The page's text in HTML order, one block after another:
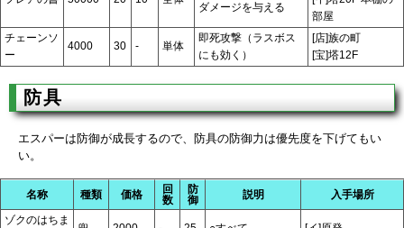
ダメージを与える
部屋
チェーンソ
ー
4000 30 - 単体
即死攻撃（ラスボス
にも効く）
[店]族の町
[宝]塔12F
防具
エスパーは防御が成長するので、防具の防御力は優先度を下げてもい
い。
名称 種類 価格
回
数
防
御
説明
入手場所
ゾクのはちま